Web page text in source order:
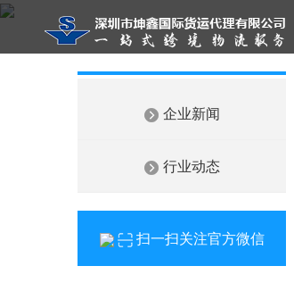
企业新闻
行业动态
扫一扫关注官方微信